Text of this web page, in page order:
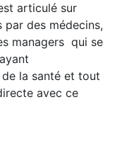
articulé sur
par des médecins,
managers qui se
la santé et tout
avec ce